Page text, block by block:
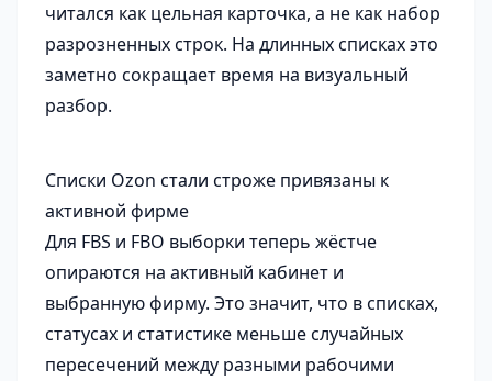
читался как цельная карточка, а не как набор
разрозненных строк. На длинных списках это
заметно сокращает время на визуальный
разбор.
Списки Ozon стали строже привязаны к
активной фирме
Для FBS и FBO выборки теперь жёстче
опираются на активный кабинет и
выбранную фирму. Это значит, что в списках,
статусах и статистике меньше случайных
пересечений между разными рабочими